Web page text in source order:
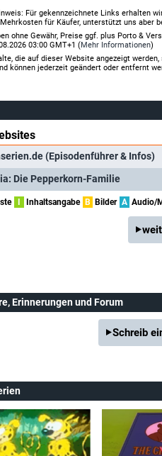
Für gekennzeichnete Links erhalten
für Käufer, unterstützt uns aber
ohne Gewähr, Preise ggf. plus Porto &
03:00 GMT+1 (Mehr Informationen)
die auf dieser Website angezeigt
können jederzeit geändert oder entfernt
(Episodenführer & Infos)
Die Pepperkorn-Familie
I Inhaltsangabe B Bilder A Audio/
, Erinnerungen und Forum
Schreib